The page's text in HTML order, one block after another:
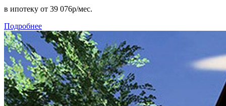
в ипотеку от 39 076р/мес.
Подробнее